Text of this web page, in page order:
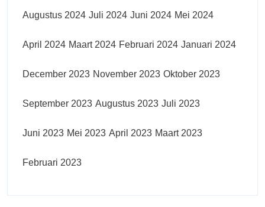
Augustus 2024 Juli 2024 Juni 2024 Mei 2024
April 2024 Maart 2024 Februari 2024 Januari 2024
December 2023 November 2023 Oktober 2023
September 2023 Augustus 2023 Juli 2023
Juni 2023 Mei 2023 April 2023 Maart 2023
Februari 2023